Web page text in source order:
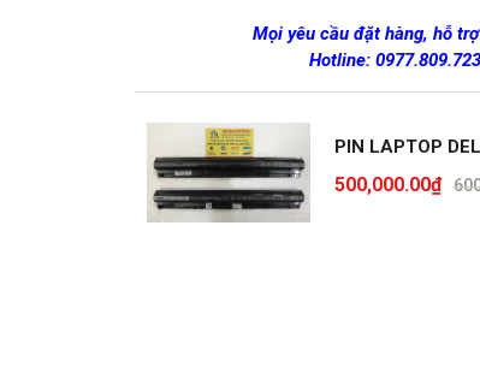
Mọi yêu cầu đặt hàng, hỗ
Hotline: 0977.809.723
PIN LAPTOP
500,000.00₫